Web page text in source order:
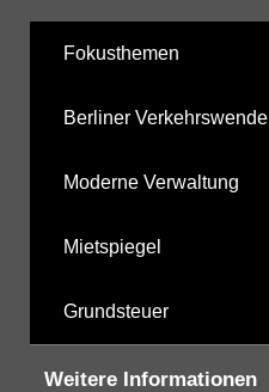
Fokusthemen
Berliner Verkehrswende
Moderne Verwaltung
Mietspiegel
Grundsteuer
Weitere Informationen